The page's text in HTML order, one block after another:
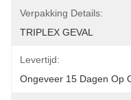
Verpakking Details:
TRIPLEX GEVAL
Levertijd:
Ongeveer 15 Dagen Op